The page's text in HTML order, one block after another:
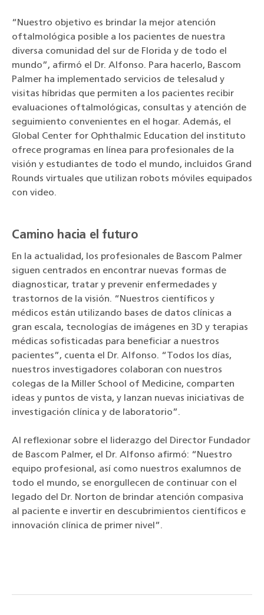
“Nuestro objetivo es brindar la mejor atención
oftalmológica posible a los pacientes de nuestra
diversa comunidad del sur de Florida y de todo el
mundo”, afirmó el Dr. Alfonso. Para hacerlo, Bascom
Palmer ha implementado servicios de telesalud y
visitas híbridas que permiten a los pacientes recibir
evaluaciones oftalmológicas, consultas y atención de
seguimiento convenientes en el hogar. Además, el
Global Center for Ophthalmic Education del instituto
ofrece programas en línea para profesionales de la
visión y estudiantes de todo el mundo, incluidos Grand
Rounds virtuales que utilizan robots móviles equipados
con video.
Camino hacia el futuro
En la actualidad, los profesionales de Bascom Palmer
siguen centrados en encontrar nuevas formas de
diagnosticar, tratar y prevenir enfermedades y
trastornos de la visión. “Nuestros científicos y
médicos están utilizando bases de datos clínicas a
gran escala, tecnologías de imágenes en 3D y terapias
médicas sofisticadas para beneficiar a nuestros
pacientes”, cuenta el Dr. Alfonso. “Todos los días,
nuestros investigadores colaboran con nuestros
colegas de la Miller School of Medicine, comparten
ideas y puntos de vista, y lanzan nuevas iniciativas de
investigación clínica y de laboratorio”.
Al reflexionar sobre el liderazgo del Director Fundador
de Bascom Palmer, el Dr. Alfonso afirmó: “Nuestro
equipo profesional, así como nuestros exalumnos de
todo el mundo, se enorgullecen de continuar con el
legado del Dr. Norton de brindar atención compasiva
al paciente e invertir en descubrimientos científicos e
innovación clínica de primer nivel”.